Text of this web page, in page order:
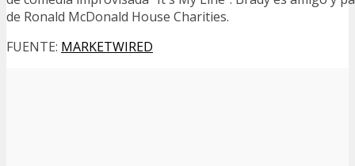
de Ronald McDonald House Charities.
FUENTE: MARKETWIRED